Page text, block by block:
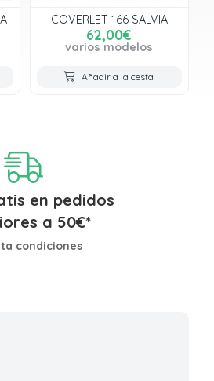
COVERLET 166 SALVIA
62,00€
varios modelos
Añadir a la cesta
en pedidos
a 50€*
condiciones